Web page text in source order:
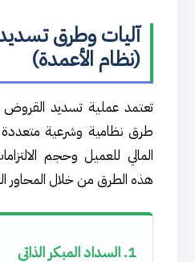
آليات وطرق
(نظام الأعمدة)
تعتمد عملية تسديد
طرق نظامية وشرعية
المالي للعميل وحجم
هذه الطرق من خلال المحاور
1. السداد المبكر الذاتي